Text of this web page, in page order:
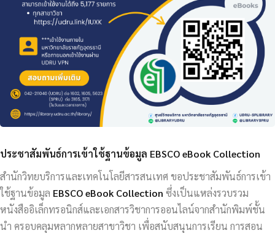
ประชาสัมพันธ์การเข้าใช้ฐานข้อมูล EBSCO eBook Collection
สำนักวิทยบริการและเทคโนโลยีสารสนเทศ ขอประชาสัมพันธ์การเข้า
ใช้ฐานข้อมูล EBSCO eBook Collection ซึ่งเป็นแหล่งรวบรวม
หนังสืออิเล็กทรอนิกส์และเอกสารวิชาการออนไลน์จากสำนักพิมพ์ชั้น
นำ ครอบคลุมหลากหลายสาขาวิชา เพื่อสนับสนุนการเรียน การสอน